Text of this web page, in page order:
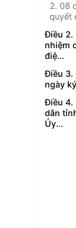
2. 08
quyết
Điều 2.
nhiệm
điệ...
Điều 3.
ngày
Điều 4.
dân
Ủy...